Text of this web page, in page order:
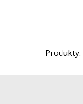
Produkty: